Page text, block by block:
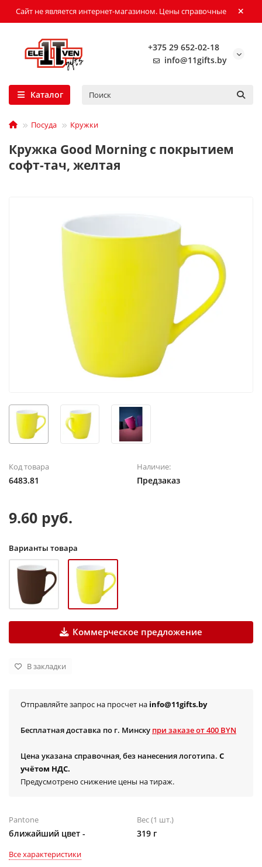
Сайт не является интернет-магазином. Цены справочные
+375 29 652-02-18
info@11gifts.by
Каталог
Посуда Кружки
Кружка Good Morning c покрытием
софт-тач, желтая
Код товара
6483.81
Наличие:
Предзаказ
9.60 руб.
Варианты товара
Коммерческое предложение
В закладки
Отправляйте запрос на просчет на info@11gifts.by
Бесплатная доставка по г. Минску при заказе от 400 BYN
Цена указана справочная, без нанесения логотипа. С
учётом НДС.
Предусмотрено снижение цены на тираж.
Pantone
ближайший цвет -
Вес (1 шт.)
319 г
Все характеристики